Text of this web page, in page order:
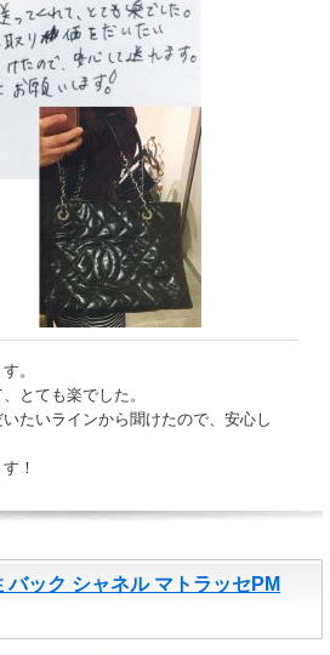
。
とても楽でした。
たいラインから聞けたので、安心し
！
ック シャネル マトラッセPM